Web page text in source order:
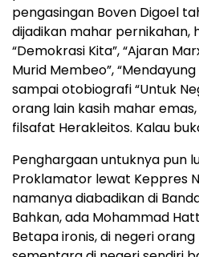
pengasingan Boven Digoel
dijadikan mahar pernikahan,
“Demokrasi Kita”, “Ajaran
Murid Membeo”,
sampai otobiografi “Untuk
orang lain kasih mahar
filsafat Herakleitos. Kalau
Penghargaan untuknya pun
Proklamator lewat Keppres
namanya diabadikan di
Bahkan, ada Mohammad
Betapa ironis, di negeri